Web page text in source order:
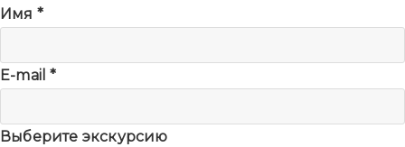
Имя *
E-mail*
Выберите экскурсию